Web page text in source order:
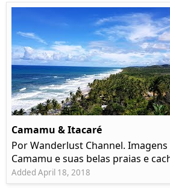
Camamu & Itacaré
Por Wanderlust Channel.
Camamu e suas belas praias e
Added April 18, 2018